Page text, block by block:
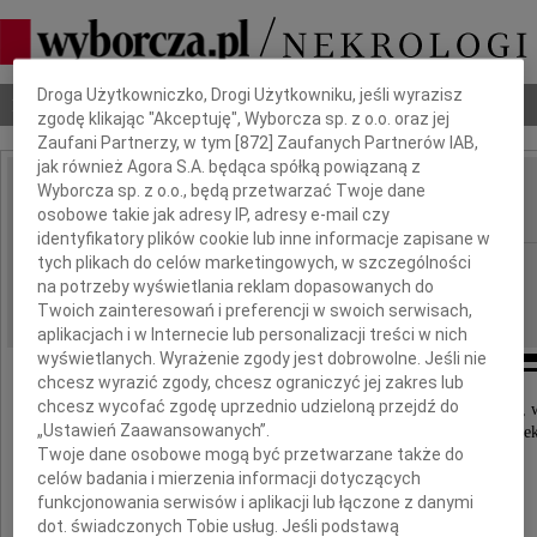
Nekrologi Odeszli Poradnik pogrzebowy
IMIĘ I NAZWISKO: Andrzej Proń
REGION: Poznań
DATA EMISJI: 13.01.2021
Z głębokim żalem zawiadamiamy, że w dniu 6 stycznia 2021,
odszedł nasz ukochany Mąż, Tata, Teść i
Dbamy o Twoją prywatność
Droga Użytkowniczko, Drogi Użytkowniku, jeśli wyrazisz
zgodę klikając "Akceptuję", Wyborcza sp. z o.o. oraz jej
Zaufani Partnerzy, w tym [872 ] Zaufanych Partnerów IAB,
jak również Agora S.A. będąca spółką powiązaną z
Wyborcza sp. z o.o., będą przetwarzać Twoje dane
osobowe takie jak adresy IP, adresy e-mail czy
identyfikatory plików cookie lub inne informacje zapisane w
tych plikach do celów marketingowych, w szczególności
na potrzeby wyświetlania reklam dopasowanych do
Twoich zainteresowań i preferencji w swoich serwisach,
aplikacjach i w Internecie lub personalizacji treści w nich
wyświetlanych. Wyrażenie zgody jest dobrowolne. Jeśli nie
chcesz wyrazić zgody, chcesz ograniczyć jej zakres lub
chcesz wycofać zgodę uprzednio udzieloną przejdź do
„Ustawień Zaawansowanych”.
Twoje dane osobowe mogą być przetwarzane także do
celów badania i mierzenia informacji dotyczących
funkcjonowania serwisów i aplikacji lub łączone z danymi
dot. świadczonych Tobie usług. Jeśli podstawą